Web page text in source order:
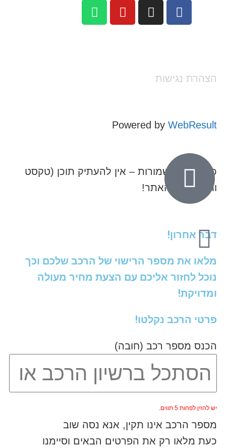
הצהרת נגישות
Powered byWebResult
כל הזכויות שמורות – אין להעתיק תוכן (טקסט
ותמונות) מהאתר!
דבר אחרון!
מלאו את מספר הרישוי של הרכב שלכם וכך
נוכל לחזור אליכם עם הצעת מחיר מעולה
ומדויקת!
פרטי הרכב נקלטו!
הכנס מספר רכב (חובה)
יש להזין לפחות 5 תווים.
מספר הרכב אינו תקין, אנא נסה שוב
כעת מלאו רק את הפרטים הבאים וסיימנו